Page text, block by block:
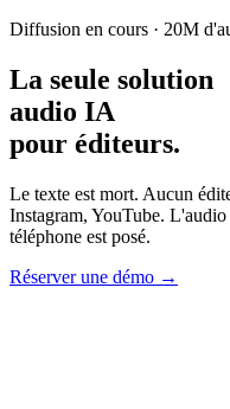
Diffusion en cours · 20M
La seule solution
audio IA
pour éditeurs.
Le texte est mort. Aucun
Instagram, YouTube.
téléphone est posé.
Réserver une démo →